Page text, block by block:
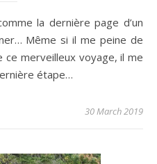
Même si il me peine de
ce merveilleux voyage, il me
étape…
30 March 2019